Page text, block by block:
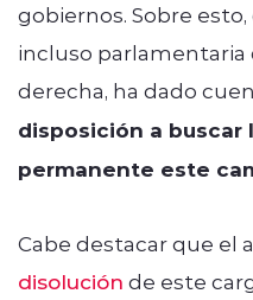
gobiernos. Sobre esto,
incluso parlamentaria
derecha, ha dado
disposición a buscar
permanente este
Cabe destacar que el
disolución de este